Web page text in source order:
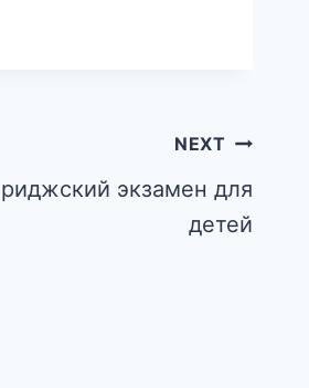
NEXT
экзамен для
детей